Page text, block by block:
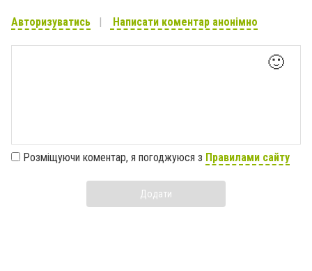
Авторизуватись Написати коментар анонімно
🙂
Розміщуючи коментар, я погоджуюся з Правилами сайту
Додати